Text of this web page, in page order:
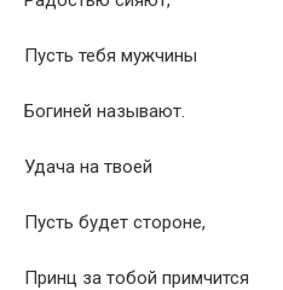
Пусть тебя мужчины
Богиней называют.
Удача на твоей
Пусть будет стороне,
Принц за тобой примчится